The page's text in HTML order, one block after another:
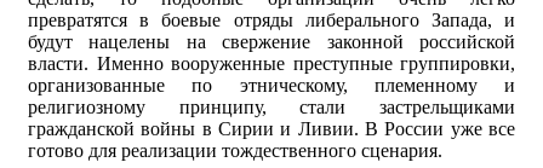
превратятся в боевые отряды либерального Запада, и
будут нацелены на свержение законной российской
власти. Именно вооруженные преступные группировки,
организованные по этническому, племенному и
религиозному принципу, стали застрельщиками
гражданской войны в Сирии и Ливии. В России уже все
готово для реализации тождественного сценария.